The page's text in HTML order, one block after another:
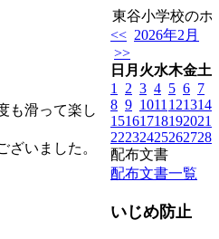
東谷小学校のホ
も滑って楽し
いました。
<< 2026年2月
>>
日 月 火水木金土
1
2 3 4 5 6 7
8 9 1011 121314
15161718192021
22232425262728
配布文書
配布文書一覧
いじめ防止